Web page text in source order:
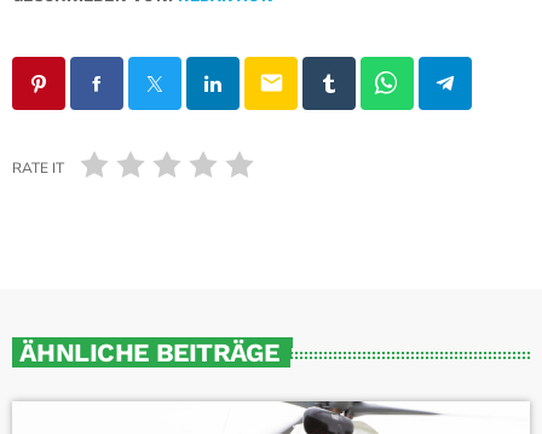
email
RATE IT
ÄHNLICHE BEITRÄGE